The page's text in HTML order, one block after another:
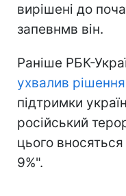
вирішені до
запевнмв він.
Раніше РБК-
ухвалив рішення
підтримки
російський
цього
9%".